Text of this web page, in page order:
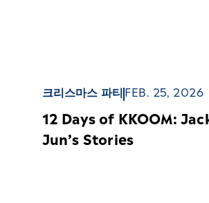
크리스마스 파티 FEB. 25, 2026
12 Days of KKOOM:
Jun’s Stories